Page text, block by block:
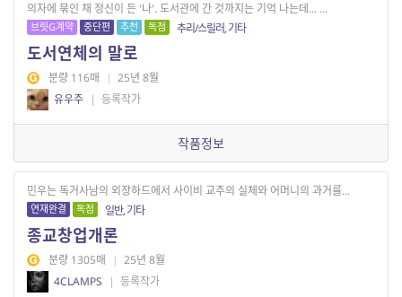
의자에 묶인 채 정신이 든 '나'. 도서관에 간 것까지는 기억 나는데... ...
브릿G계약 중단편 추천 독점 추리/스릴러, 기타
도서연체의 말로
분량 116매 | 25년 8월
유우주 | 등록작가
작품정보
민우는 독거사남의 외장하드에서 사이비 교주의 실체와 어머니의 과거를...
연재완결 독점 일반, 기타
종교창업개론
분량 1305매 | 25년 8월
4CLAMPS
| 등록작가